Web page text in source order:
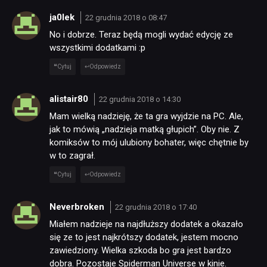
ja0lek 22 grudnia 2018 o 08:47
No i dobrze. Teraz będą mogli wydać edycję ze
wszystkimi dodatkami :p
Cytuj Odpowiedz
alistair80 22 grudnia 2018 o 14:30
Mam wielką nadzieję, że ta gra wyjdzie na PC. Ale,
jak to mówią „nadzieja matką głupich”. Oby nie. Z
komiksów to mój ulubiony bohater, więc chętnie by
w to zagrał.
Cytuj Odpowiedz
Neverbroken 22 grudnia 2018 o 17:40
Miałem nadzieje na najdłuższy dodatek a okazało
się ze to jest najkrótszy dodatek, jestem mocno
zawiedziony. Wielka szkoda bo gra jest bardzo
dobra. Pozostaje Spiderman Universe w kinie.